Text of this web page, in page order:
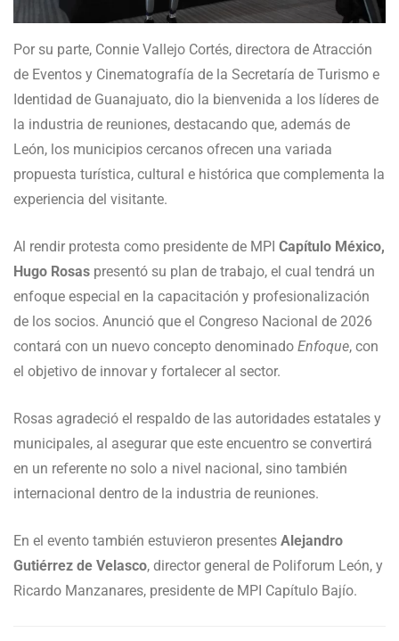
Por su parte, Connie Vallejo Cortés, directora de Atracción
de Eventos y Cinematografía de la Secretaría de Turismo e
Identidad de Guanajuato, dio la bienvenida a los líderes de
la industria de reuniones, destacando que, además de
León, los municipios cercanos ofrecen una variada
propuesta turística, cultural e histórica que complementa la
experiencia del visitante.
Al rendir protesta como presidente de MPI Capítulo México,
Hugo Rosas presentó su plan de trabajo, el cual tendrá un
enfoque especial en la capacitación y profesionalización
de los socios. Anunció que el Congreso Nacional de 2026
contará con un nuevo concepto denominado Enfoque, con
el objetivo de innovar y fortalecer al sector.
Rosas agradeció el respaldo de las autoridades estatales y
municipales, al asegurar que este encuentro se convertirá
en un referente no solo a nivel nacional, sino también
internacional dentro de la industria de reuniones.
En el evento también estuvieron presentes Alejandro
Gutiérrez de Velasco, director general de Poliforum León, y
Ricardo Manzanares, presidente de MPI Capítulo Bajío.